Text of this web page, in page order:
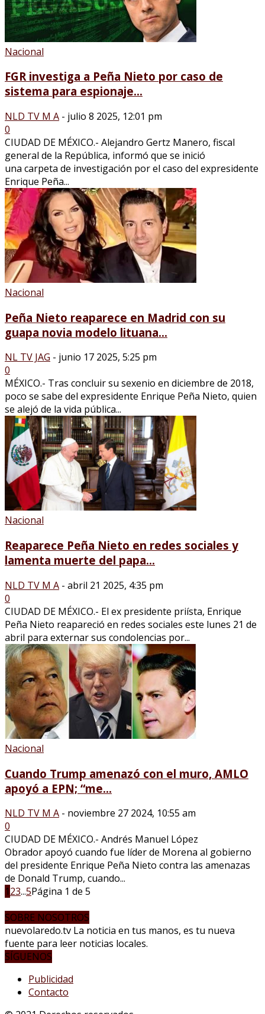
Nacional
FGR investiga a Peña Nieto por caso de
sistema para espionaje...
NLD TV M A - julio 8 2025, 12:01 pm
0
CIUDAD DE MÉXICO.- Alejandro Gertz Manero, fiscal
general de la República, informó que se inició
una carpeta de investigación por el caso del expresidente
Enrique Peña...
Nacional
Peña Nieto reaparece en Madrid con su
guapa novia modelo lituana...
NL TV JAG - junio 17 2025, 5:25 pm
0
MÉXICO.- Tras concluir su sexenio en diciembre de 2018,
poco se sabe del expresidente Enrique Peña Nieto, quien
se alejó de la vida pública...
Nacional
Reaparece Peña Nieto en redes sociales y
lamenta muerte del papa...
NLD TV M A - abril 21 2025, 4:35 pm
0
CIUDAD DE MÉXICO.- El ex presidente priísta, Enrique
Peña Nieto reapareció en redes sociales este lunes 21 de
abril para externar sus condolencias por...
Nacional
Cuando Trump amenazó con el muro, AMLO
apoyó a EPN; “me...
NLD TV M A - noviembre 27 2024, 10:55 am
0
CIUDAD DE MÉXICO.- Andrés Manuel López
Obrador apoyó cuando fue líder de Morena al gobierno
del presidente Enrique Peña Nieto contra las amenazas
de Donald Trump, cuando...
123...5Página 1 de 5
SOBRE NOSOTROS
nuevolaredo.tv La noticia en tus manos, es tu nueva
fuente para leer noticias locales.
SÍGUENOS
Publicidad
Contacto